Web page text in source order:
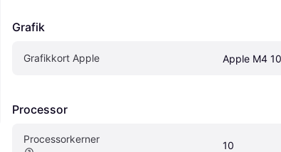
Grafik
Grafikkort Apple Apple M4
Processor
Processorkerner
10